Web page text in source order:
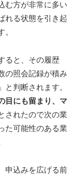
む方が非常に多い
れる状態を引き起
。
ると、その履歴
の照会記録が積み
と判断されます。
目にも留まり、マ
されたので次の業
た可能性のある業
申込みを広げる前